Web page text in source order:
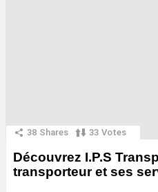
38 Shares 33 Votes
Découvrez I.P.S
transporteur et ses